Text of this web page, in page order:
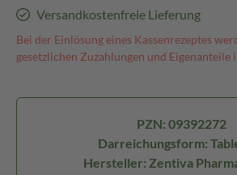
Versandkostenfreie Lieferung
Bei der Einlösung eines Kassenrezeptes
gesetzlichen Zuzahlungen und Eigenanteile
PZN: 09392272
Darreichungsform:
Hersteller: Zentiva